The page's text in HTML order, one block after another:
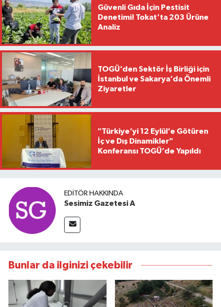
Güvenli Gıda İçin Pestisit
Denetimi! Tokat'ta 203 Ürüne
Analiz
TOGÜ’den Sektör İş Birliği için
İstanbul ve Sakarya’da Önemli
Ziyaretler
"Türkiye’yi 12 Eylül’e Götüren
İç ve Dış Dinamikler"
Konferansı TOGÜ’de Yapıldı
EDITÖR HAKKINDA
Sesimiz Gazetesi A
Bunlar da ilginizi çekebilir